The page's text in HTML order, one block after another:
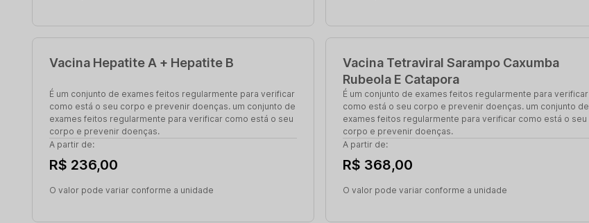
Vacina Hepatite A + Hepatite B
É um conjunto de exames feitos regularmente para verificar
como está o seu corpo e prevenir doenças. um conjunto de
exames feitos regularmente para verificar como está o seu
corpo e prevenir doenças.
A partir de:
R$ 236,00
O valor pode variar conforme a unidade
Vacina Tetraviral Sarampo Caxumba
Rubeola E Catapora
É um conjunto de exames feitos regularmente para verificar
como está o seu corpo e prevenir doenças. um conjunto de
exames feitos regularmente para verificar como está o seu
corpo e prevenir doenças.
A partir de:
R$ 368,00
O valor pode variar conforme a unidade